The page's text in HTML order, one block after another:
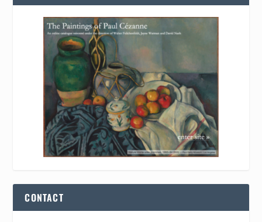
CONTACT